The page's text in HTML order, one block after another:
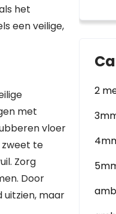
het
een veilige,
met
vloer
zweet te
Zorg
Door
maar
2